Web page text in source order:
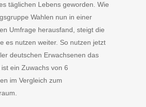
täglichen Lebens geworden. Wie
Wahlen nun in einer
Umfrage herausfand, steigt die
es nutzen weiter. So nutzen jetzt
deutschen Erwachsenen das
ein Zuwachs von 6
im Vergleich zum